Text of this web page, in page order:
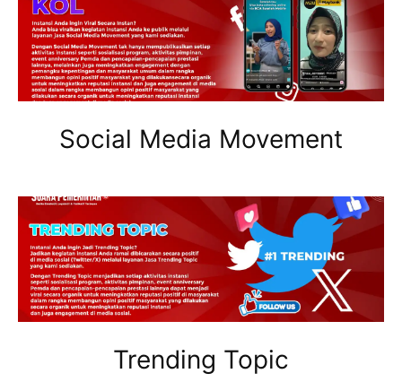
Social Media Movement
Trending Topic